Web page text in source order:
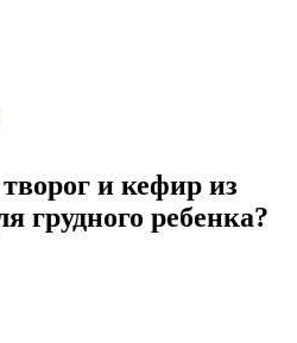
и кефир из
грудного ребенка?